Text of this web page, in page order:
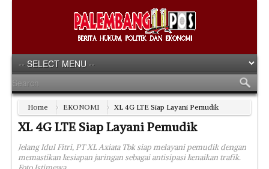
Home EKONOMI XL 4G LTE Siap Layani Pemudik
XL 4G LTE Siap Layani Pemudik
Jelang Idul Fitri, PT XL Axiata Tbk siap melayani pemudik dengan
memastikan kesiapan jaringan sebagai antisipasi kenaikan trafik.